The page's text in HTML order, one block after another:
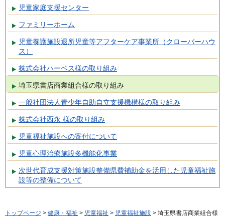
児童家庭支援センター
ファミリーホーム
児童養護施設退所児童等アフターケア事業所（クローバーハウ
ス）
株式会社ハーベス様の取り組み
埼玉県書店商業組合様の取り組み
一般社団法人青少年自助自立支援機構様の取り組み
株式会社西永 様の取り組み
児童福祉施設への寄付について
児童心理治療施設多機能化事業
次世代育成支援対策施設整備県費補助金を活用した児童福祉施
設等の整備について
トップページ > 健康・福祉 > 児童福祉 > 児童福祉施設 > 埼玉県書店商業組合様